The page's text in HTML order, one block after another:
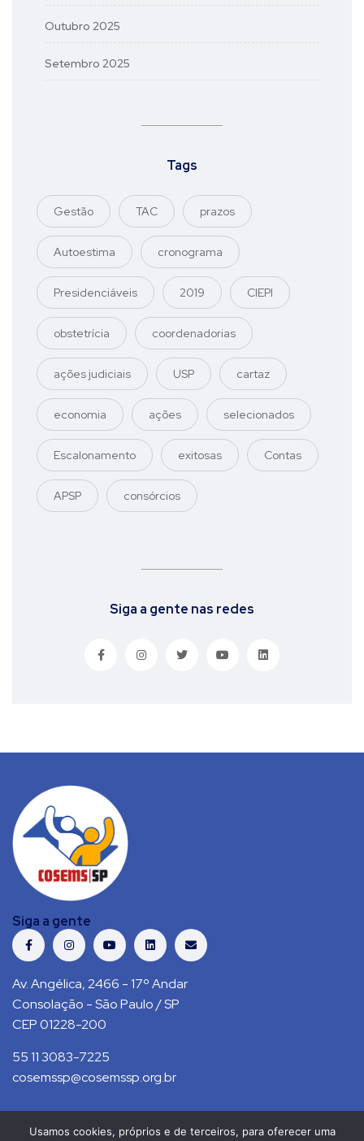
Outubro 2025
Setembro 2025
Tags
Gestão TAC prazos
Autoestima cronograma
Presidenciáveis 2019 CIEPI
obstetrícia coordenadorias
ações judiciais USP cartaz
economia ações selecionados
Escalonamento exitosas Contas
APSP consórcios
Siga a gente nas redes
Siga a gente
Av. Angélica, 2466 - 17º Andar
Consolação - São Paulo / SP
CEP 01228-200
55 11 3083-7225
cosemssp@cosemssp.org.br
Usamos cookies, próprios e de terceiros, para oferecer uma